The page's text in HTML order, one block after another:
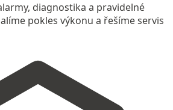
diagnostika a pravidelné
pokles výkonu a řešíme servis